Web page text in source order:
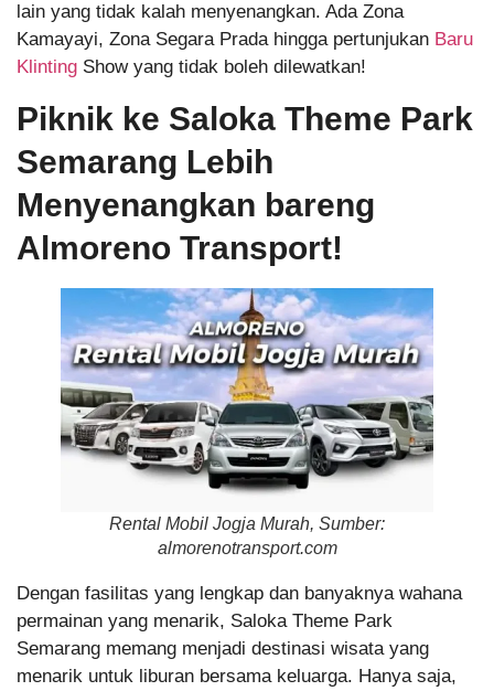
lain yang tidak kalah menyenangkan. Ada Zona
Kamayayi, Zona Segara Prada hingga pertunjukan Baru
Klinting Show yang tidak boleh dilewatkan!
Piknik ke Saloka Theme Park
Semarang Lebih
Menyenangkan bareng
Almoreno Transport!
Rental Mobil Jogja Murah, Sumber:
almorenotransport.com
Dengan fasilitas yang lengkap dan banyaknya wahana
permainan yang menarik, Saloka Theme Park
Semarang memang menjadi destinasi wisata yang
menarik untuk liburan bersama keluarga. Hanya saja,